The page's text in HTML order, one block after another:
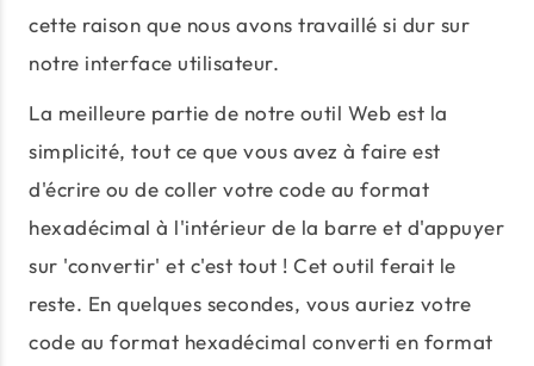
cette raison que nous avons travaillé si dur sur
notre interface utilisateur.
La meilleure partie de notre outil Web est la
simplicité, tout ce que vous avez à faire est
d'écrire ou de coller votre code au format
hexadécimal à l'intérieur de la barre et d'appuyer
sur 'convertir' et c'est tout ! Cet outil ferait le
reste. En quelques secondes, vous auriez votre
code au format hexadécimal converti en format